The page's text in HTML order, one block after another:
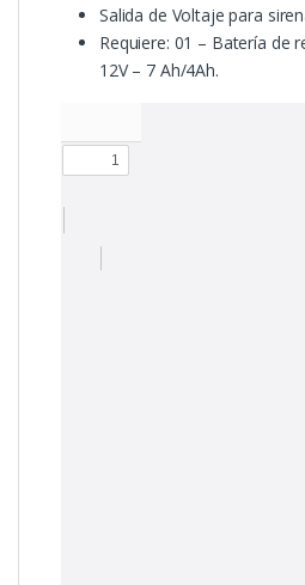
Salida de Voltaje para
Requiere: 01 – Batería de
12V – 7 Ah/4Ah.